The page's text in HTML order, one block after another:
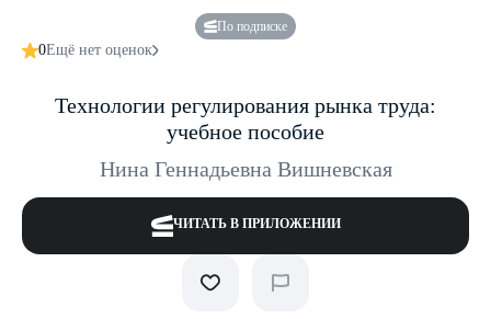
По подписке
0Ещё нет оценок
Технологии регулирования рынка труда:
учебное пособие
Нина Геннадьевна Вишневская
ЧИТАТЬ В ПРИЛОЖЕНИИ